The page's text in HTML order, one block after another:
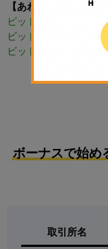
【あわせて読みたい】
ビットコインとは
ビットコイン 購入
ビットコイン取引所
ボーナスで始め
取引所名